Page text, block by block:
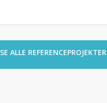
SE ALLE REFERENCEPROJEKTER